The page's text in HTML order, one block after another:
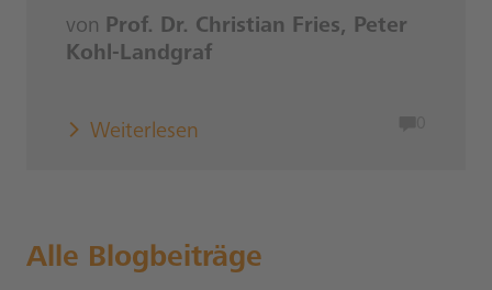
von Prof. Dr. Christian Fries, Peter
Kohl-Landgraf
Weiterlesen
Alle Blogbeiträge